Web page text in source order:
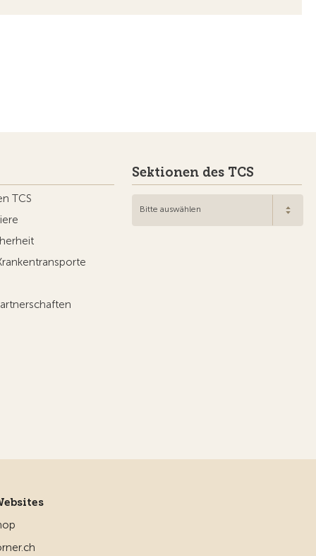
TCS
Sektionen des TCS
Bitte auswählen